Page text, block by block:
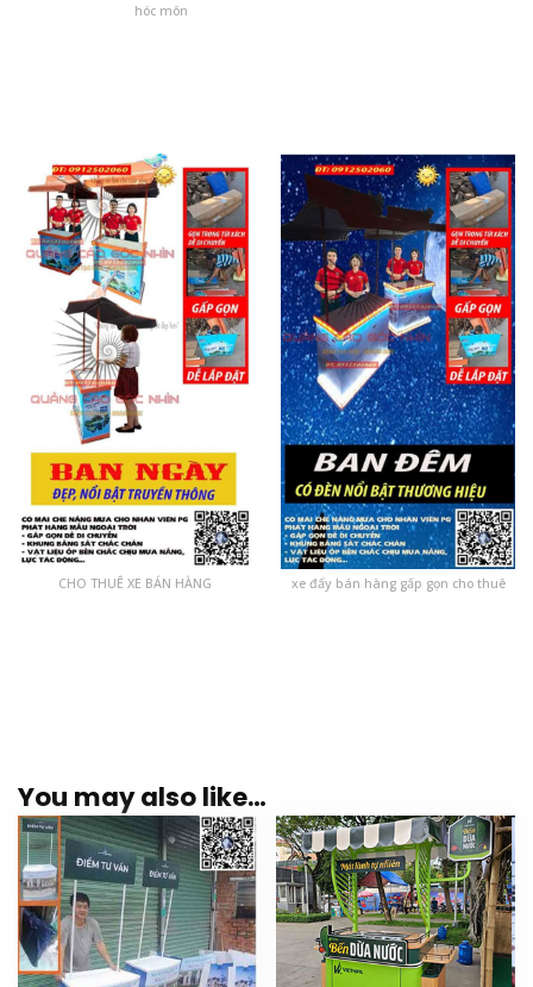
hóc môn
CHO THUÊ XE BÁN HÀNG xe đẩy bán hàng gấp gọn cho thuê
You may also like…